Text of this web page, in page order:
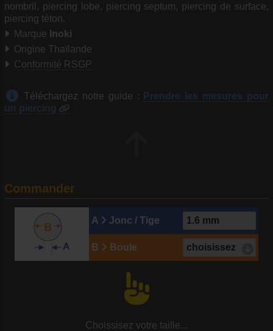
nombril, piercing lobe, piercing septum, piercing de surface,
piercing téton.
Marque Inoki
Origine Thaïlande
Conformité RSGP
Téléchargez notre guide :
Prendre les mesures pour
un piercing
Commander
A Jonc / Tige
B Boule
Choissisez votre taille...